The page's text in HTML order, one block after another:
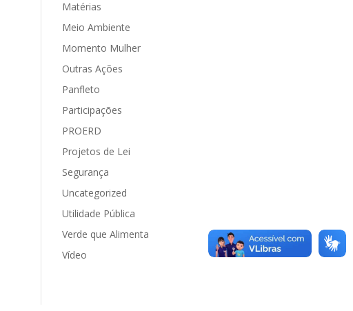
Matérias
Meio Ambiente
Momento Mulher
Outras Ações
Panfleto
Participações
PROERD
Projetos de Lei
Segurança
Uncategorized
Utilidade Pública
Verde que Alimenta
Vídeo